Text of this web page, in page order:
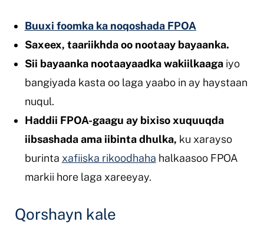
Buuxi foomka ka noqoshada FPOA
Saxeex, taariikhda oo nootaay bayaanka.
Sii bayaanka nootaayaadka wakiilkaagaiyo
bangiyada kasta oo laga yaabo in ay haystaan
nuqul.
Haddii FPOA-gaagu ay bixiso xuquuqda
iibsashada ama iibinta dhulka, ku xarayso
burinta xafiiska rikoodhaha halkaasoo FPOA
markii hore laga xareeyay.
Qorshayn kale